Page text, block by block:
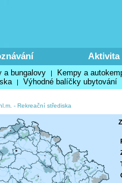
Aktivita
a bungalovy | Kempy a
| Výhodné balíčky ubytování
- Rekreační střediska